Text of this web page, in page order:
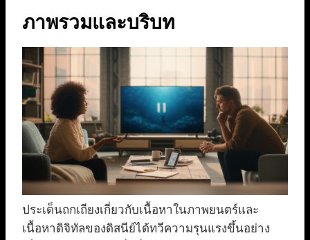
ภาพรวมและบริบท
ประเด็นถกเถียงเกี่ยวกับเนื้อหาในภาพยนตร์และ
เนื้อหาดิจิทัลของดิสนีย์ได้ทวีความรุนแรงขึ้นอย่าง